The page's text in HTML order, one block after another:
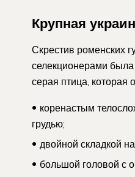
Крупная
Скрестив роменских
селекционерами была
серая птица, которая
коренастым
грудью;
двойной складкой
большой головой с